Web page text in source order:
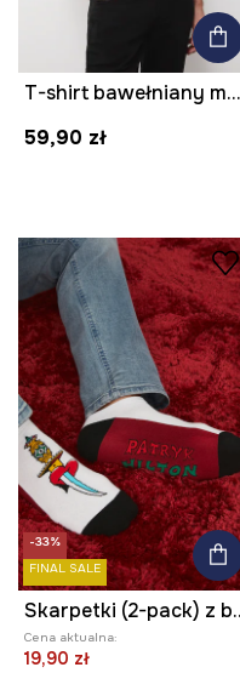
T-shirt bawełniany męski z elastanem gładki kolor bordowy
59,90 zł
-33%
FINAL SALE
Skarpetki (2-pack) z
Cena aktualna:
19,90 zł